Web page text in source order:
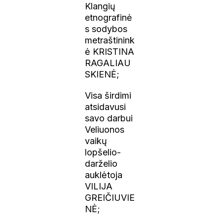
Klangių
etnografinė
s sodybos
metraštinink
ė KRISTINA
RAGALIAU
SKIENĖ;
Visa širdimi
atsidavusi
savo darbui
Veliuonos
vaikų
lopšelio-
darželio
auklėtoja
VILIJA
GREIČIUVIE
NĖ;